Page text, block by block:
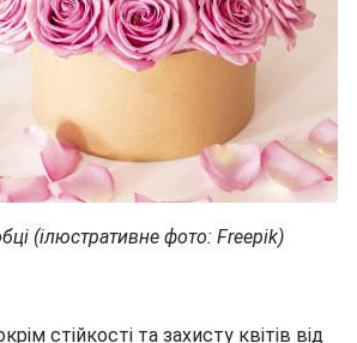
(ілюстративне фото: Freepik)
стійкості та захисту квітів від